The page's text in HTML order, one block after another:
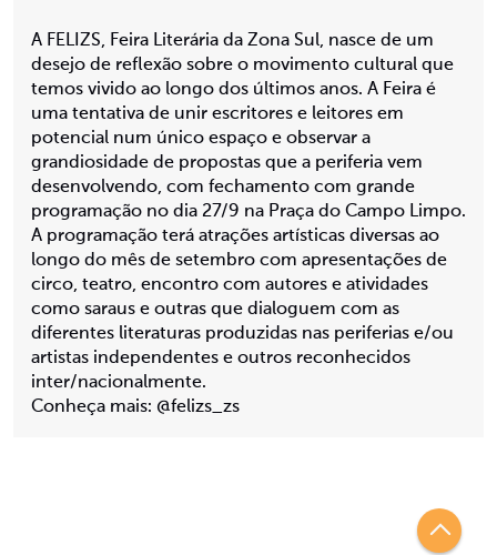
A FELIZS, Feira Literária da Zona Sul, nasce de um
desejo de reflexão sobre o movimento cultural que
temos vivido ao longo dos últimos anos. A Feira é
uma tentativa de unir escritores e leitores em
potencial num único espaço e observar a
grandiosidade de propostas que a periferia vem
desenvolvendo, com fechamento com grande
programação no dia 27/9 na Praça do Campo Limpo.
A programação terá atrações artísticas diversas ao
longo do mês de setembro com apresentações de
circo, teatro, encontro com autores e atividades
como saraus e outras que dialoguem com as
diferentes literaturas produzidas nas periferias e/ou
artistas independentes e outros reconhecidos
inter/nacionalmente.
Conheça mais: @felizs_zs